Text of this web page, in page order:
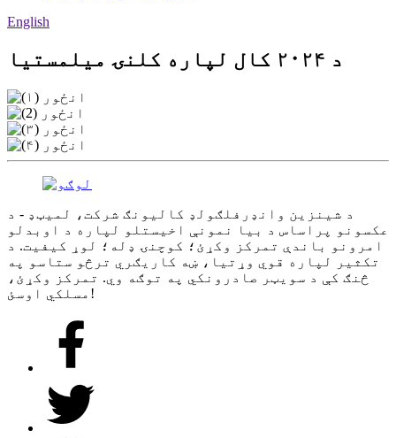
English
د ۲۰۲۴ کال لپاره کلنۍ میلمستیا
د شینزین وانډرفلګولډ کالیونګ شرکت، لمیټډ - د
عکسونو پراساس د بیا نمونې اخیستلو لپاره د اوبدلو
امرونو باندې تمرکز وکړئ؛ کوچنۍ ډله؛ لوړ کیفیت. د
تکثیر لپاره قوي وړتیا، ښه کاریګري ترڅو ستاسو په
څنګ کې د سویټر صادرونکي په توګه وي. تمرکز وکړئ،
مسلکي اوسئ!